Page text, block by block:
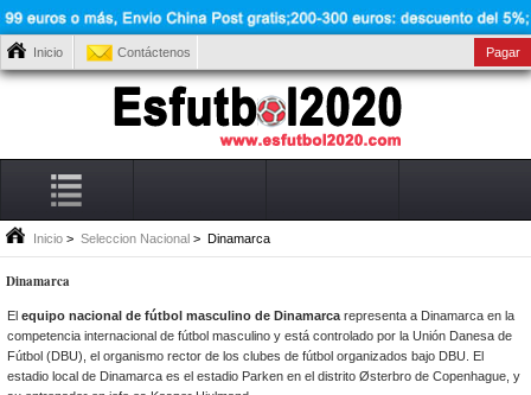
Inicio Contáctenos Pagar
Inicio > Seleccion Nacional > Dinamarca
Dinamarca
El equipo nacional de fútbol masculino de Dinamarcarepresenta a Dinamarca en la
competencia internacional de fútbol masculino y está controlado por la Unión Danesa de
Fútbol (DBU), el organismo rector de los clubes de fútbol organizados bajo DBU. El
estadio local de Dinamarca es el estadio Parken en el distrito Østerbro de Copenhague, y